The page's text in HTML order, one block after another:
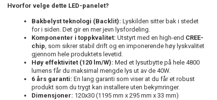
Hvorfor velge dette LED-panelet?
Bakbelyst teknologi (Backlit): Lyskilden sitter bak i stedet
for i siden. Det gir en mer jevn lysfordeling.
Komponenter i toppkvalitet: Utstyrt med en high-end CREE-
chip, som sikrer stabil drift og en imponerende høy lyskvalitet
gjennom hele produktets levetid.
Høy effektivitet (120 lm/W): Med et lysutbytte på hele 4800
lumens får du maksimal mengde lys ut av de 40W.
6 års garanti: En lang garanti som viser at du får et robust
produkt som du trygt kan installere uten bekymringer.
Dimensjoner: 120x30 (1195 mm x 295 mm x 33 mm)